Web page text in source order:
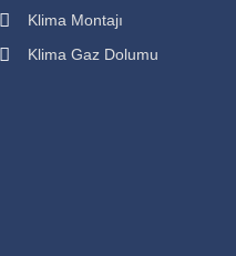
Klima Montajı
Klima Gaz Dolumu